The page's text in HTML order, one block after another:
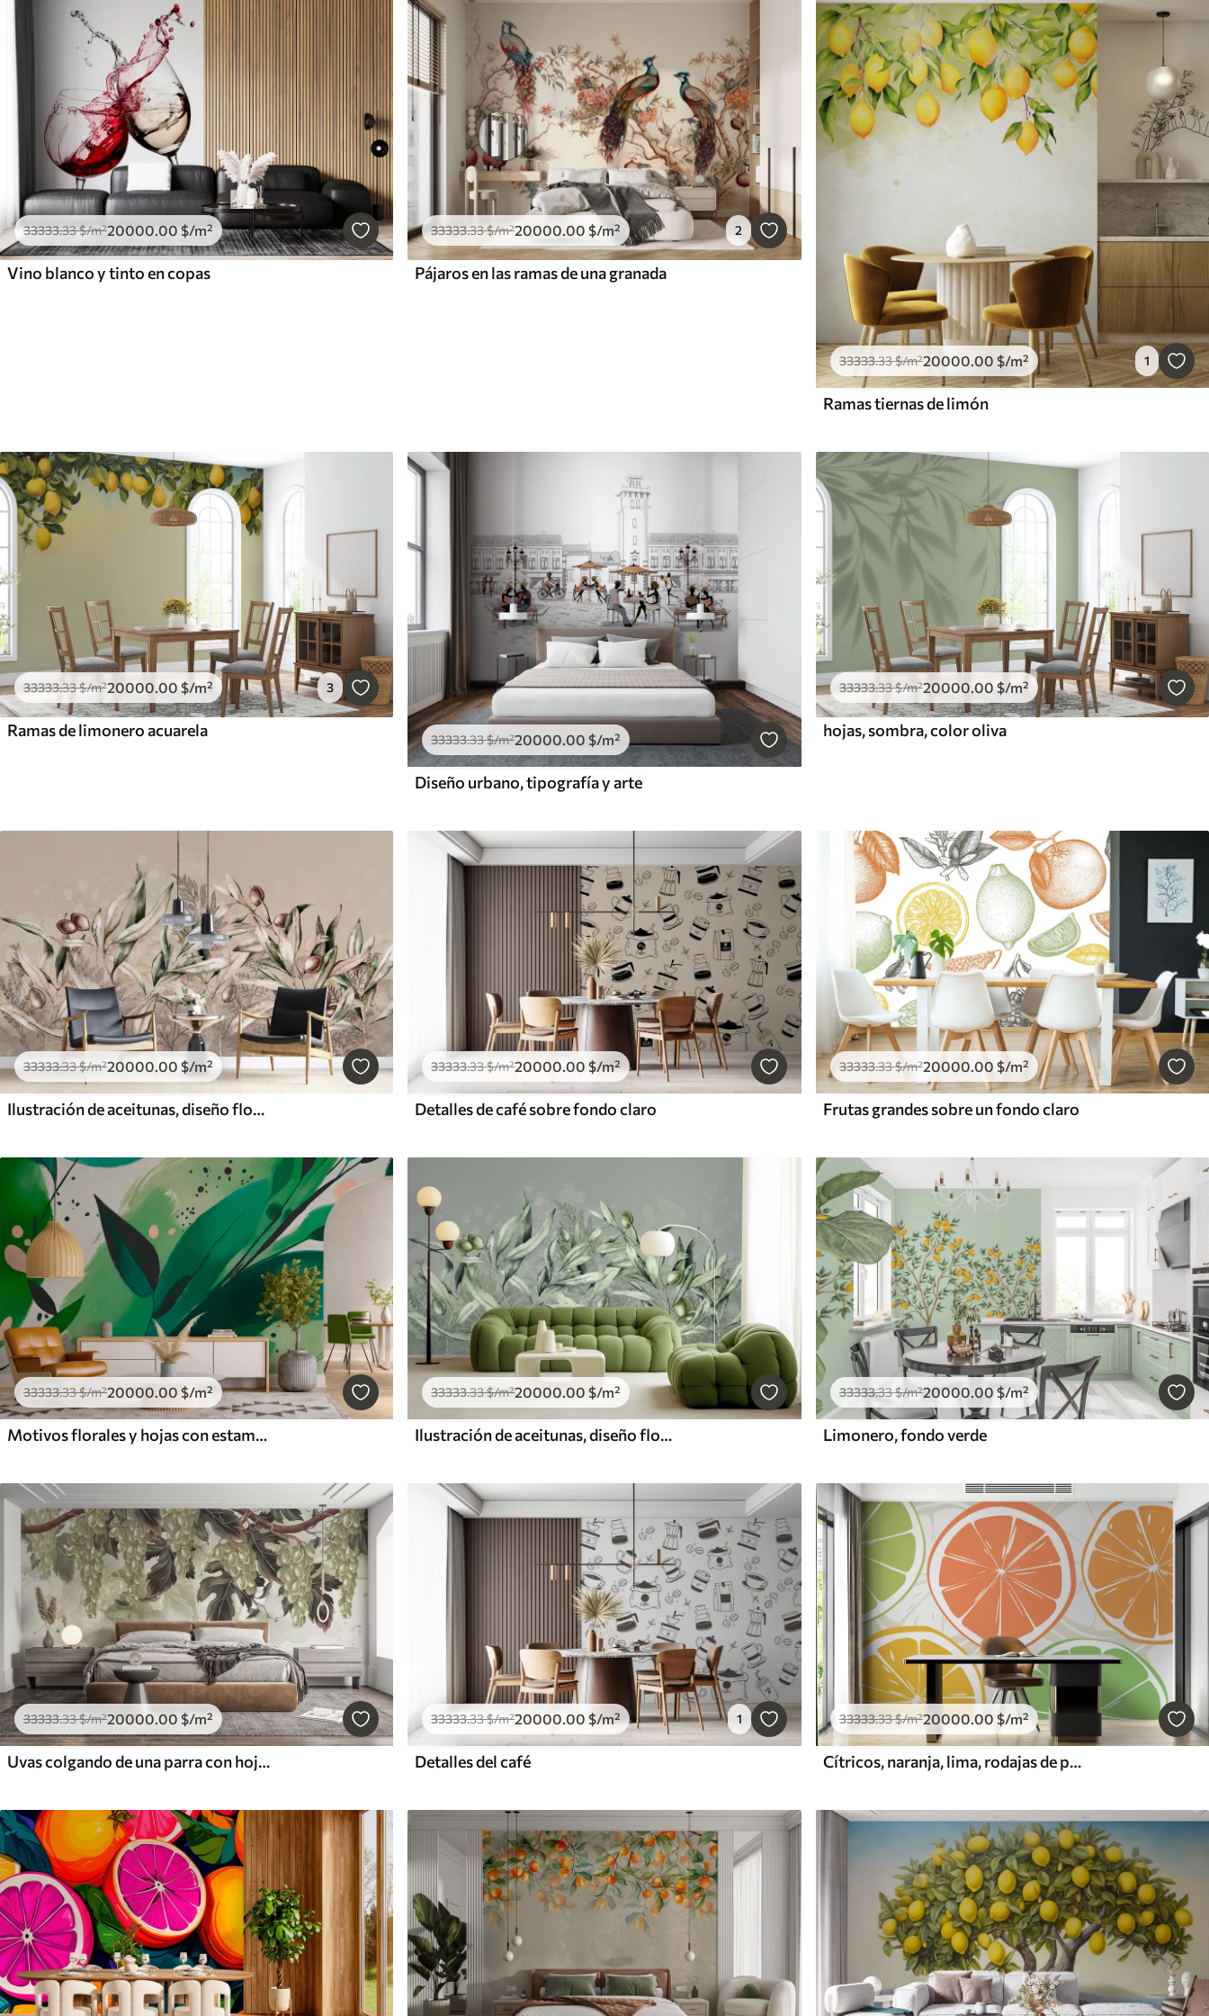
33333.33$/m²20000 .00$/m²
Vino blanco y tinto en copas
33333.33$/m²20000 .00 $/m² 2
Pájaros en las ramas de una granada
33333.33$/m²20000.00 $/m² 1
Ramas tiernas de limón
33333.33$/m²20000.00 $/m² 3
Ramas de limonero acuarela 33333.33$/m²20000.00 $/m²
Diseño urbano, tipografía y arte
33333.33$/m²20000.00 $/m²
hojas, sombra, color oliva
33333.33$/m²20000.00 $/m²
Ilustración de aceitunas, diseño floral, tropical, acuarela, hojas grandes, colores beige
33333.33$/m²20000.00 $/m²
Detalles de café sobre fondo claro
33333.33$/m²20000.00 $/m²
Frutas grandes sobre un fondo claro
33333.33$/m²20000.00 $/m²
Motivos florales y hojas con estampado abstracto, minimalismo
33333.33$/m²20000.00 $/m²
Ilustración de aceitunas, diseño floral, tropical, acuarela, hojas grandes, colores verdes
33333.33$/m²20000.00$/m²
Limonero, fondo verde
33333.33$/m²20000.00 $/m²
Uvas colgando de una parra con hojas verdes, sobre un fondo claro con texturas tipo acuarela
33333.33$/m²20000.00 $/m² 1
Detalles del café
33333.33$/m²20000.00 $/m²
Cítricos, naranja, lima, rodajas de pomelo, mancha, abstracción, fruta, rojo, naranja, verde